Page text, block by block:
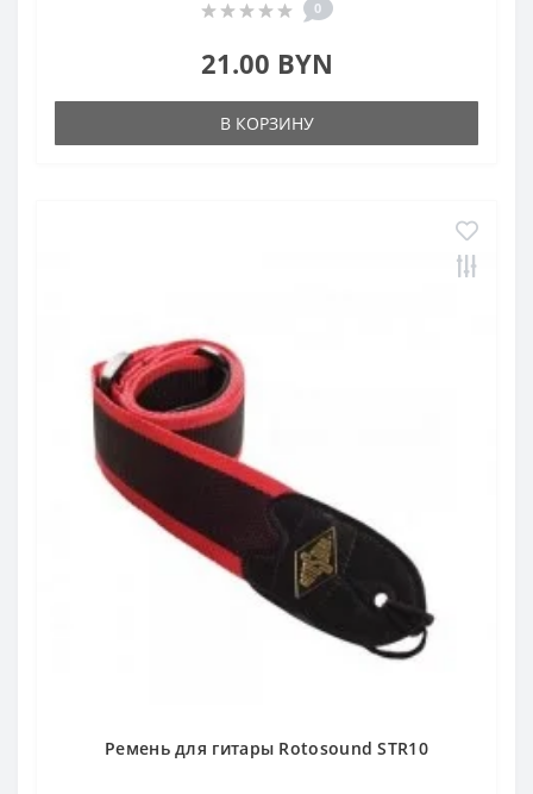
0
21.00 BYN
В КОРЗИНУ
Ремень для гитары Rotosound STR10